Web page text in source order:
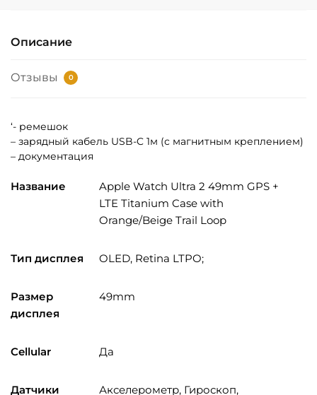
Описание
Отзывы 0
‘- ремешок
– зарядный кабель USB-C 1м (с магнитным креплением)
– документация
Название
Apple Watch Ultra 2 49mm GPS +
LTE Titanium Case with
Orange/Beige Trail Loop
Тип дисплея OLED, Retina LTPO;
Размер
дисплея
49mm
Cellular Да
Датчики Акселерометр, Гироскоп,